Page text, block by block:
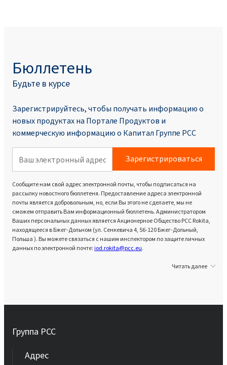
Бюллетень
Будьте в курсе
Зарегистрируйтесь, чтобы получать информацию о
новых продуктах на Портале Продуктoв и
коммерческую информацию о Капитал Группе PCC
Зарегистрироваться
Сообщите нам свой адрес электронной почты, чтобы подписаться на
рассылку новостного бюллетеня. Предоставление адреса электронной
почты является добровольным, но, если Вы этого не сделаете, мы не
сможем отправить Вам информационный бюллетень. Администратором
Ваших персональных данных является Акционерное Общество PCC Rokita,
находящееся в Бжег-Дольном (ул. Сенкевича 4, 56-120 Бжег-Дольный,
Польша ). Вы можете связаться с нашим инспектором по защите личных
данных по электронной почте:iod.rokita@pcc.eu.
Читать далее
Группа PCC
Aдрес